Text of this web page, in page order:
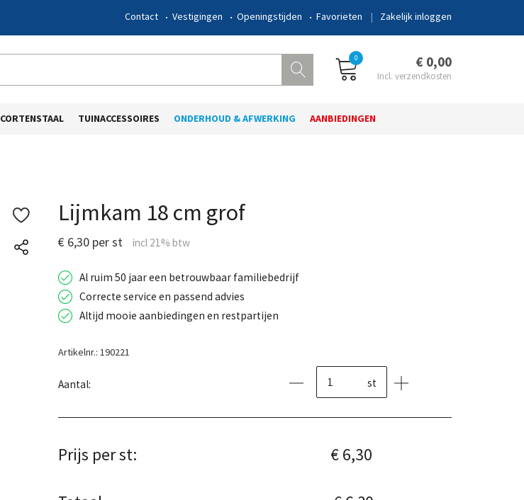
Zakelijk inloggen
Contact Vestigingen Openingstijden Favorieten
0 € 0,00
CORTENSTAAL TUINACCESSOIRES ONDERHOUD & AFWERKING AANBIEDINGEN
Lijmkam 18 cm grof
€ 6,30 per st
Al ruim 50 jaar een betrouwbaar familiebedrijf
Correcte service en passend advies
Altijd mooie aanbiedingen en restpartijen
Artikelnr.: 190221
Aantal: st
Prijs per st: € 6,30